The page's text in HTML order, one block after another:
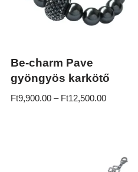
Be-charm Pave
gyöngyös karkötő
Ft9,900.00 – Ft12,500.00